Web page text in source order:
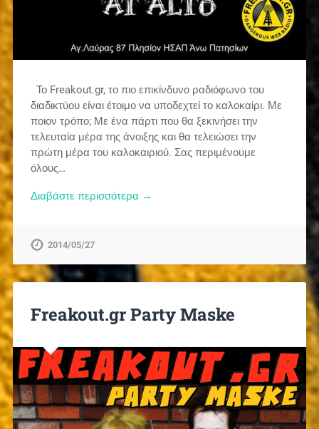
Το Freakout.gr, το πιο επικίνδυνο ραδιόφωνο του
διαδικτύου είναι έτοιμο να υποδεχτεί το καλοκαίρι. Με
ποιον τρόπο; Με ένα πάρτι που θα ξεκινήσει την
τελευταία μέρα της άνοιξης και θα τελειώσει την
πρώτη μέρα του καλοκαιριού. Σας περιμένουμε
όλους…
Διαβάστε περισσότερα →
2014/05/27
Freakout.gr Party Maske